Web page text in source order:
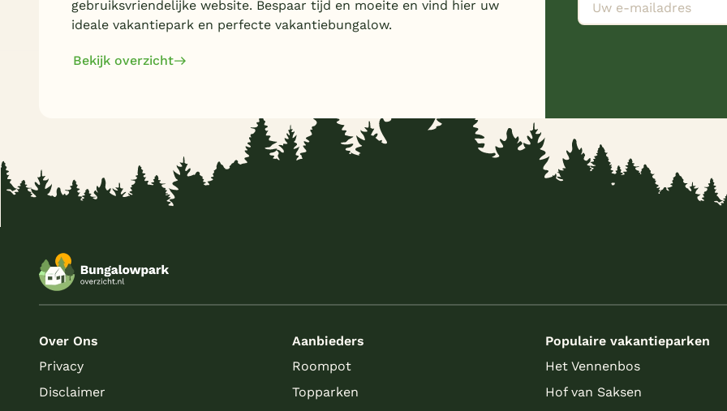
gebruiksvriendelijke website. Bespaar tijd en moeite en vind hier uw
ideale vakantiepark en perfecte vakantiebungalow.
Bekijk overzicht
Over Ons
Privacy
Disclaimer
Aanbieders
Roompot
Topparken
Populaire vakantieparken
Het Vennenbos
Hof van Saksen